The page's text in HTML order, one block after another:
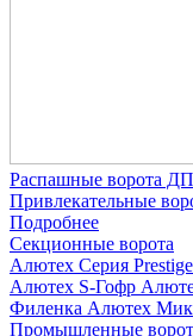
Распашные ворота
Привлекательные
Подробнее
Секционные ворота
Алютех Серия Prestige
Алютех S-Гофр
Филенка Алютех
Промышленные